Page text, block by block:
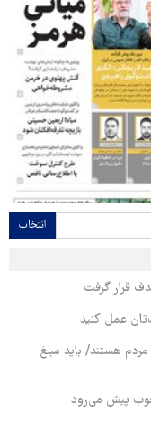
انتخاب
قرار گرفت
عمل کنید
هستند/ باید مبلغ
خوب پیش می‌رود